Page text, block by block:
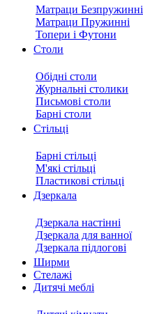
Матраци Безпружинні
Матраци Пружинні
Топери і Футони
Столи
Обідні столи
Журнальні столики
Письмові столи
Барні столи
Стільці
Барні стільці
М'які стільці
Пластикові стільці
Дзеркала
Дзеркала настінні
Дзеркала для ванної
Дзеркала підлогові
Ширми
Стелажі
Дитячі меблі